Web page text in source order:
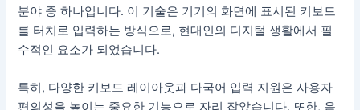
분야 중 하나입니다. 이 기술은 기기의 화면에 표시된 키보드
를 터치로 입력하는 방식으로, 현대인의 디지털 생활에서 필
수적인 요소가 되었습니다.
특히, 다양한 키보드 레이아웃과 다국어 입력 지원은 사용자
편의성을 높이는 중요한 기능으로 자리 잡았습니다. 또한, 음